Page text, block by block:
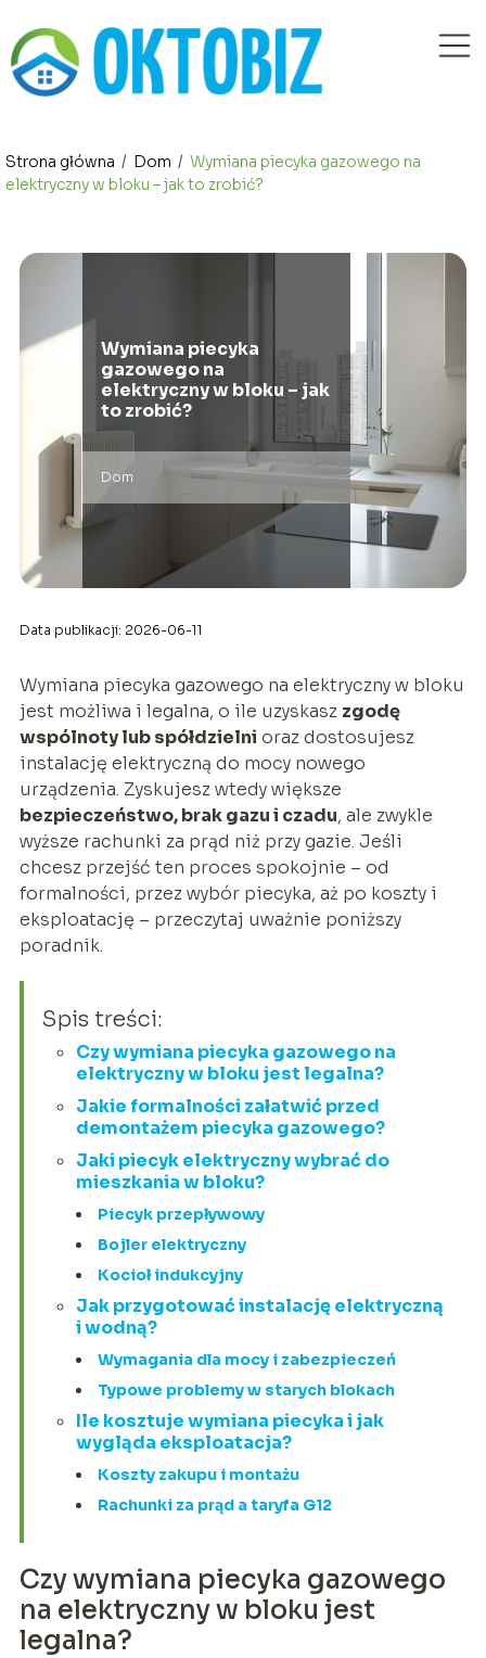
Strona główna / Dom / Wymiana piecyka gazowego na
elektryczny w bloku – jak to zrobić?
Wymiana piecyka
gazowego na
elektryczny w bloku – jak
to zrobić?
Dom
Data publikacji: 2026-06-11
Wymiana piecyka gazowego na elektryczny w bloku
jest możliwa i legalna, o ile uzyskasz zgodę
wspólnoty lub spółdzielni oraz dostosujesz
instalację elektryczną do mocy nowego
urządzenia. Zyskujesz wtedy większe
bezpieczeństwo, brak gazu i czadu, ale zwykle
wyższe rachunki za prąd niż przy gazie. Jeśli
chcesz przejść ten proces spokojnie – od
formalności, przez wybór piecyka, aż po koszty i
eksploatację – przeczytaj uważnie poniższy
poradnik.
Spis treści:
Czy wymiana piecyka gazowego na
elektryczny w bloku jest legalna?
Jakie formalności załatwić przed
demontażem piecyka gazowego?
Jaki piecyk elektryczny wybrać do
mieszkania w bloku?
Piecyk przepływowy
Bojler elektryczny
Kocioł indukcyjny
Jak przygotować instalację elektryczną
i wodną?
Wymagania dla mocy i zabezpieczeń
Typowe problemy w starych blokach
Ile kosztuje wymiana piecyka i jak
wygląda eksploatacja?
Koszty zakupu i montażu
Rachunki za prąd a taryfa G12
Czy wymiana piecyka gazowego
na elektryczny w bloku jest
legalna?